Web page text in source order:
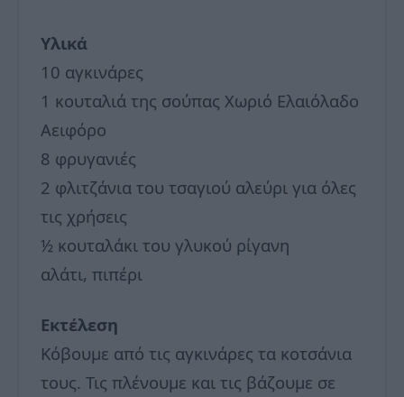
Υλικά
10 αγκινάρες
1 κουταλιά της σούπας Χωριό Ελαιόλαδο
Αειφόρο
8 φρυγανιές
2 φλιτζάνια του τσαγιού αλεύρι για όλες
τις χρήσεις
½ κουταλάκι του γλυκού ρίγανη
αλάτι, πιπέρι
Εκτέλεση
Κόβουμε από τις αγκινάρες τα κοτσάνια
τους. Τις πλένουμε και τις βάζουμε σε